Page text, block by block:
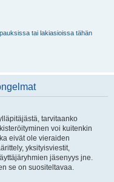
tai lakiasioissa tähän
tarvitaanko
voi kuitenkin
eivät ole vieraiden
yksityisviestit,
jäsenyys jne.
se on suositeltavaa.